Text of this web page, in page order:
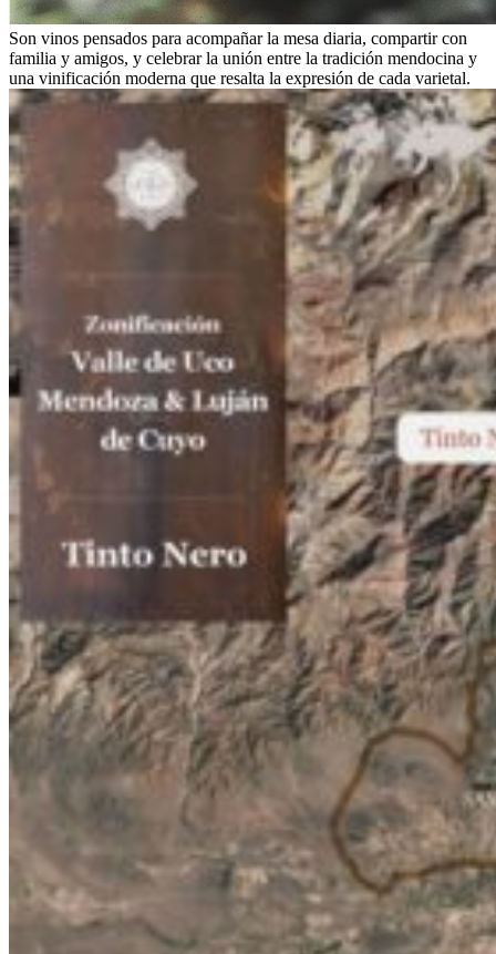
Son vinos pensados para acompañar la mesa diaria, compartir con
familia y amigos, y celebrar la unión entre la tradición mendocina y
una vinificación moderna que resalta la expresión de cada varietal.